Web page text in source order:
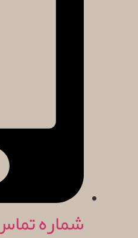
شماره